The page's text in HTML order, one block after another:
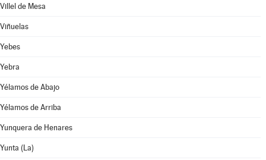
Villel de Mesa
Viñuelas
Yebes
Yebra
Yélamos de Abajo
Yélamos de Arriba
Yunquera de Henares
Yunta (La)